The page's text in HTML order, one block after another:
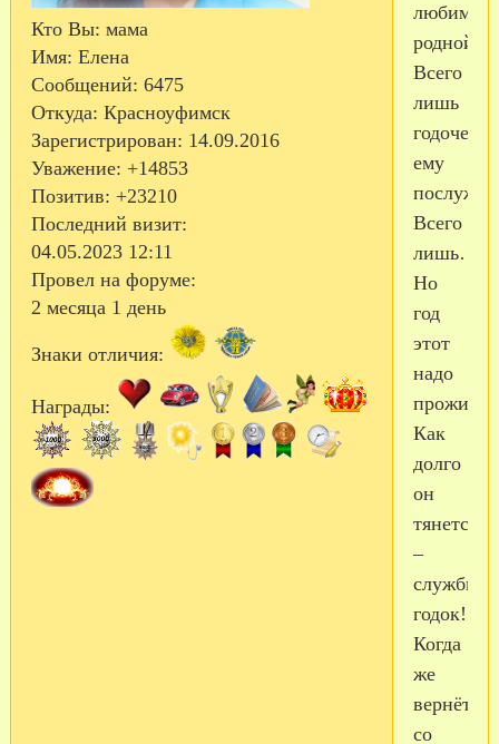
Кто Вы: мама
Имя: Елена
Сообщений: 6475
Откуда: Красноуфимск
Зарегистрирован: 14.09.2016
Уважение: +14853
Позитив: +23210
Последний визит:
04.05.2023 12:11
Провел на форуме:
2 месяца 1 день
Знаки отличия:
Награды:
родной!
Всего
лишь
годочек
ему
Всего
лишь…
Но
год
этот
надо
прожить!
Как
долго
он
тянется
–
службы
годок!
Когда
же
вернётся
со